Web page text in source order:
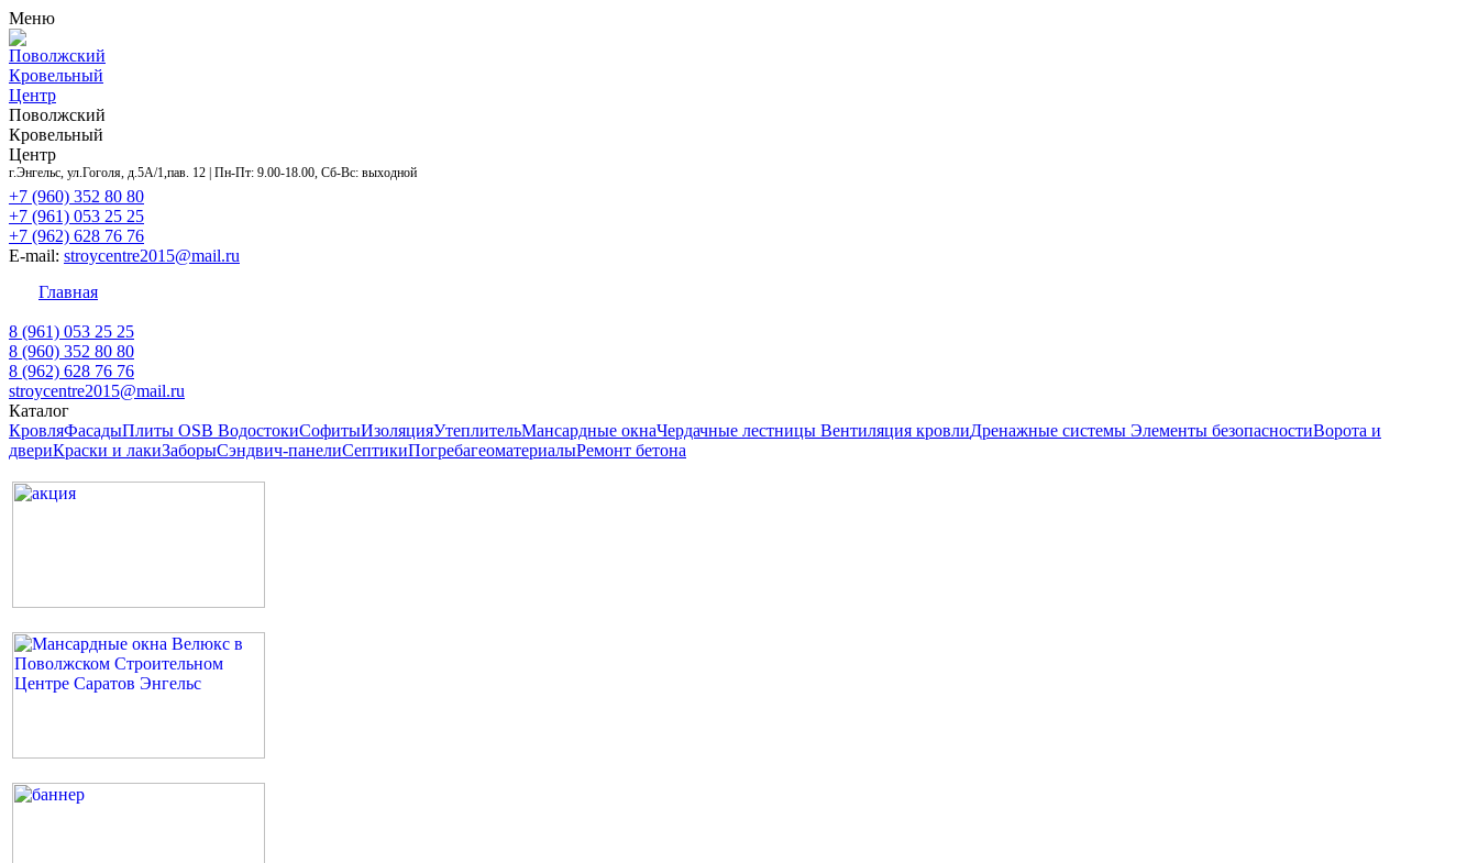
Меню
Поволжский
Кровельный
Центр
Поволжский
Кровельный
Центр
г.Энгельс, ул.Гоголя, д.5А/1,пав. 12 | Пн-Пт: 9.00-18.00, Сб-Вс: выходной
+7 (960) 352 80 80
+7 (961) 053 25 25
+7 (962) 628 76 76
E-mail: stroycentre2015@mail.ru
Главная
8 (961) 053 25 25
8 (960) 352 80 80
8 (962) 628 76 76
stroycentre2015@mail.ru
Каталог
КровляФасадыПлиты OSB ВодостокиСофитыИзоляцияУтеплительМансардные окнаЧердачные лестницы Вентиляция кровлиДренажные системы Элементы безопасностиВорота и
двериКраски и лакиЗаборыСэндвич-панелиСептикиПогребагеоматериалыРемонт бетона